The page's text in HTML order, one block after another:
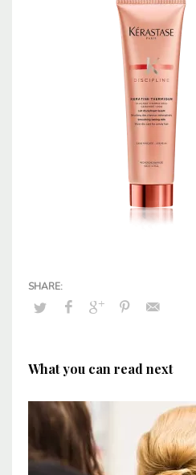
What you can read next